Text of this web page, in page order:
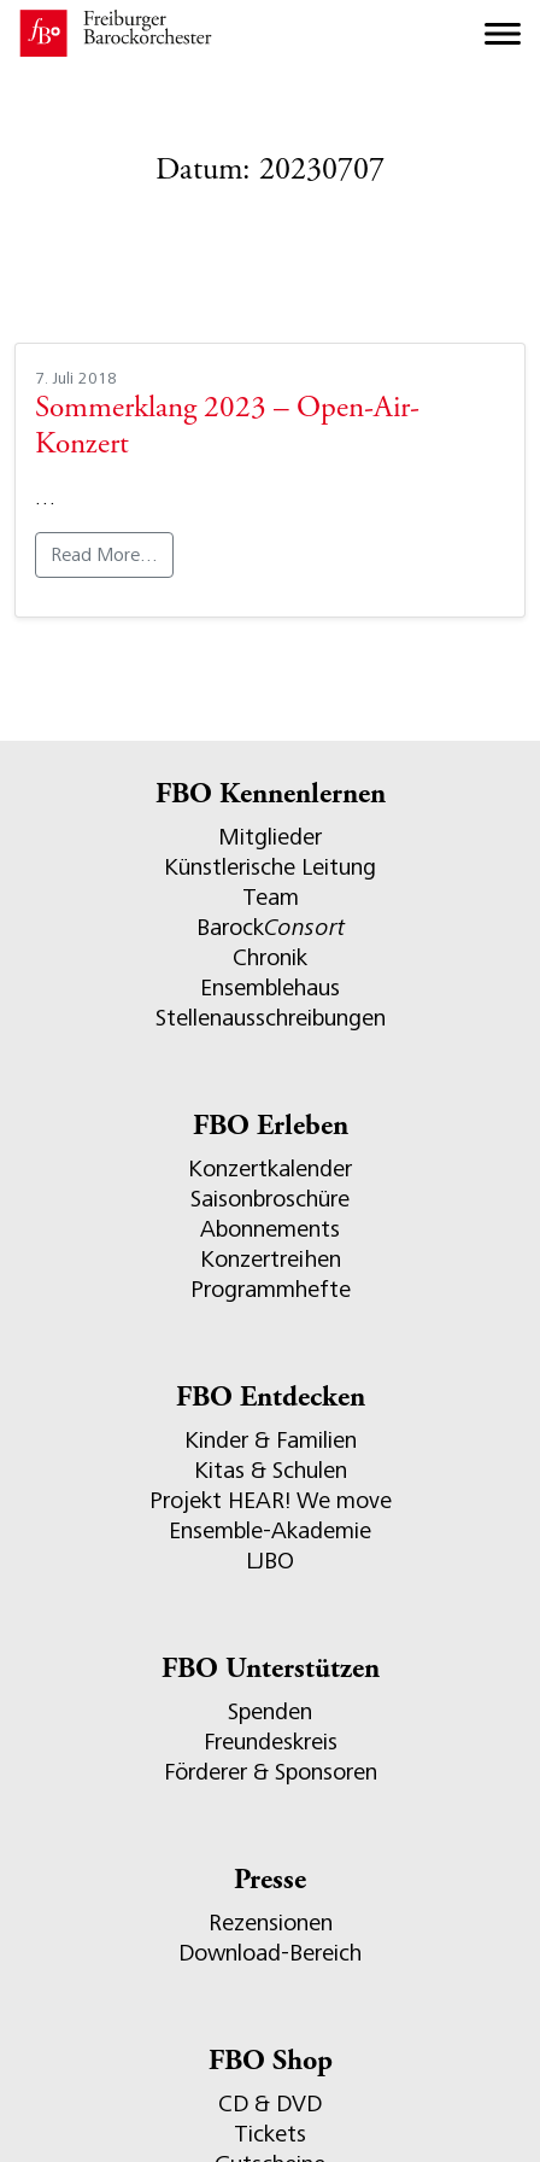
Datum: 20230707
7. Juli 2018
Sommerklang 2023 – Open-Air-
Konzert
…
Read More…
FBO Kennenlernen
Mitglieder
Künstlerische Leitung
Team
BarockConsort
Chronik
Ensemblehaus
Stellenausschreibungen
FBO Erleben
Konzertkalender
Saisonbroschüre
Abonnements
Konzertreihen
Programmhefte
FBO Entdecken
Kinder & Familien
Kitas & Schulen
Projekt HEAR! We move
Ensemble-Akademie
LJBO
FBO Unterstützen
Spenden
Freundeskreis
Förderer & Sponsoren
Presse
Rezensionen
Download-Bereich
FBO Shop
CD & DVD
Tickets